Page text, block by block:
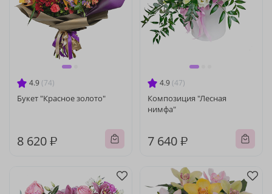
4.9 (74)
Букет "Красное золото"
8 620 ₽
4.9 (47)
Композиция "Лесная
нимфа"
7 640 ₽